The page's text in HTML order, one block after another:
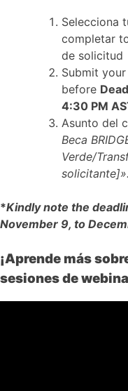
Selecciona
completar
de solicitud
Submit
before
4:30 PM
Asunto del
Beca
Verde/
solicitante]».
*Kindly note the
November 9, to
¡Aprende más
sesiones de